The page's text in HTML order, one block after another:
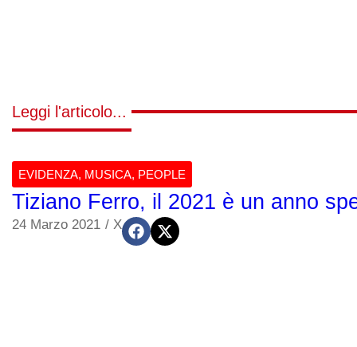
Leggi l'articolo...
EVIDENZA, MUSICA, PEOPLE
Tiziano Ferro, il 2021 è un anno
24 Marzo 2021 / X